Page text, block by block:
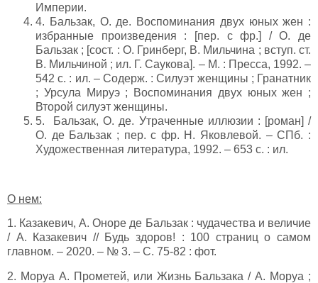
Империи.
4. Бальзак, О. де. Воспоминания двух юных жен :
избранные произведения : [пер. с фр.] / О. де
Бальзак ; [сост. : О. Гринберг, В. Мильчина ; вступ. ст.
В. Мильчиной ; ил. Г. Саукова]. – М. : Пресса, 1992. –
542 с. : ил. – Содерж. : Силуэт женщины ; Гранатник
; Урсула Мируэ ; Воспоминания двух юных жен ;
Второй силуэт женщины.
5. Бальзак, О. де. Утраченные иллюзии : [роман] /
О. де Бальзак ; пер. с фр. Н. Яковлевой. – СПб. :
Художественная литература, 1992. – 653 с. : ил.
О нем:
1. Казакевич, А. Оноре де Бальзак : чудачества и величие
/ А. Казакевич // Будь здоров! : 100 страниц о самом
главном. – 2020. – № 3. – С. 75-82 : фот.
2. Моруа А. Прометей, или Жизнь Бальзака / А. Моруа ;